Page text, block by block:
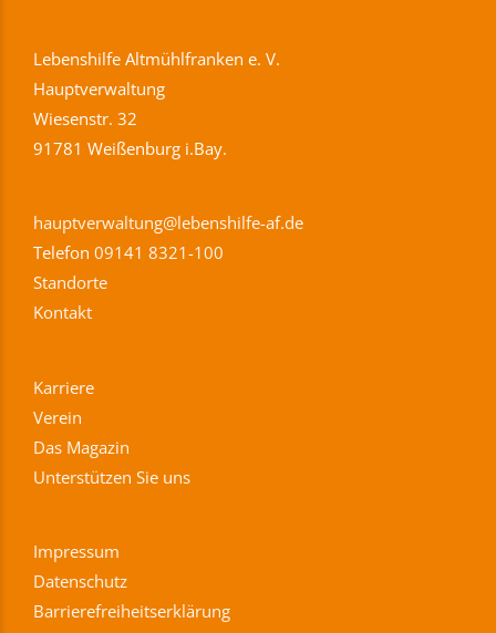
Lebenshilfe Altmühlfranken e. V.
Hauptverwaltung
Wiesenstr. 32
91781 Weißenburg i.Bay.
hauptverwaltung@lebenshilfe-af.de
Telefon 09141 8321-100
Standorte
Kontakt
Karriere
Verein
Das Magazin
Unterstützen Sie uns
Impressum
Datenschutz
Barrierefreiheitserklärung